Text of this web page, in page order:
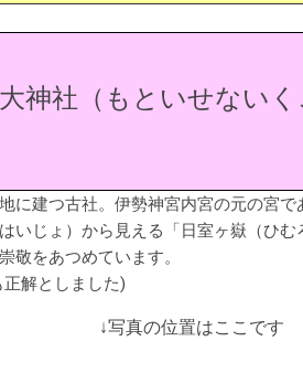
神社（もといせないく
に建つ古社。伊勢神宮内宮の元の宮
いじょ）から見える「日室ヶ嶽（ひ
敬をあつめています。
解としました)
↓写真の位置はここです